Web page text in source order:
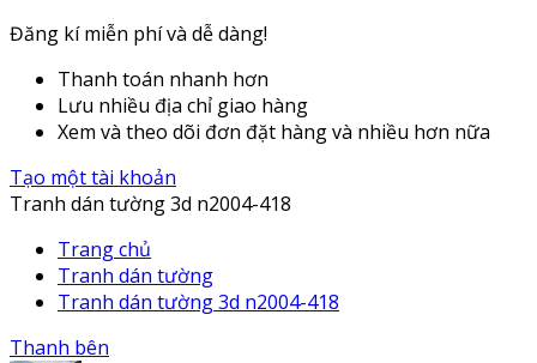
Đăng kí miễn phí và dễ dàng!
Thanh toán nhanh hơn
Lưu nhiều địa chỉ giao hàng
Xem và theo dõi đơn đặt hàng và nhiều hơn nữa
Tạo một tài khoản
Tranh dán tường 3d n2004-418
Trang chủ
Tranh dán tường
Tranh dán tường 3d n2004-418
Thanh bên